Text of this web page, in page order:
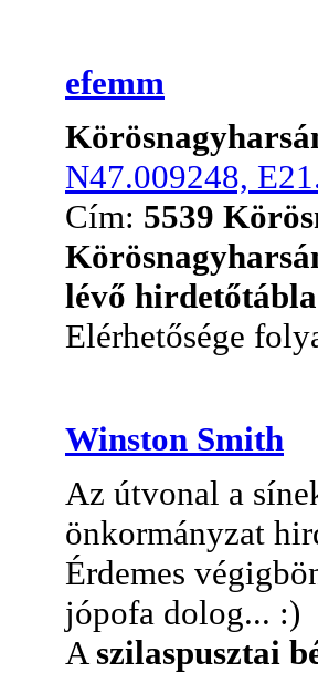
efemm
N47.009248,
Cím: 5539
lévő hirdetőtábla
Elérhetősége
Winston Smith
Az útvonal a
önkormányzat
Érdemes
jópofa dolog... :)
A szilaspusztai